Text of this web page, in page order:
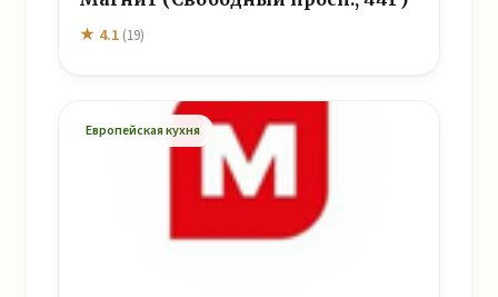
★ 4.1 (19)
Европейская кухня